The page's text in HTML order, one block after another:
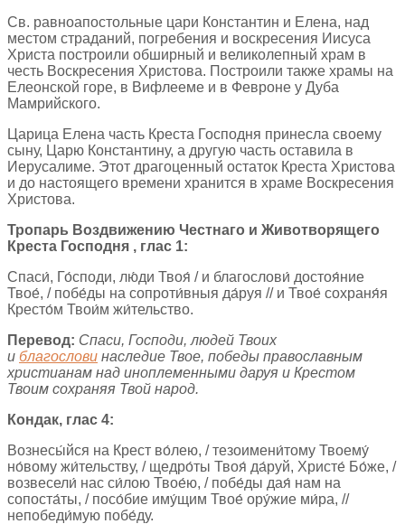
Св. равноапостольные цари Константин и Елена, над
местом страданий, погребения и воскресения Иисуса
Христа построили обширный и великолепный храм в
честь Воскресения Христова. Построили также храмы на
Елеонской горе, в Вифлееме и в Февроне у Дуба
Мамрийского.
Царица Елена часть Креста Господня принесла своему
сыну, Царю Константину, а другую часть оставила в
Иерусалиме. Этот драгоценный остаток Креста Христова
и до настоящего времени хранится в храме Воскресения
Христова.
Тропарь Воздвижению Честнаго и Животворящего
Креста Господня , глас 1:
Спаси́, Го́споди, лю́ди Твоя́ / и благослови́ достоя́ние
Твое́, / побе́ды на сопроти́вныя да́руя // и Твое́ сохраня́я
Кресто́м Твои́м жи́тельство.
Перевод: Спаси, Господи, людей Твоих
и благослови наследие Твое, победы православным
христианам над иноплеменными даруя и Крестом
Твоим сохраняя Твой народ.
Кондак, глас 4:
Вознесы́йся на Крест во́лею, / тезоимени́тому Твоему́
но́вому жи́тельству, / щедро́ты Твоя́ да́руй, Христе́ Бо́же, /
возвесели́ нас си́лою Твое́ю, / побе́ды дая́ нам на
сопоста́ты, / посо́бие иму́щим Твое́ ору́жие ми́ра, //
непобеди́мую побе́ду.